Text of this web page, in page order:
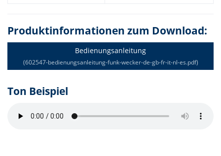
Produktinformationen zum Download:
Bedienungsanleitung
(602547-bedienungsanleitung-funk-wecker-de-gb-fr-it-nl-es.pdf)
Ton Beispiel